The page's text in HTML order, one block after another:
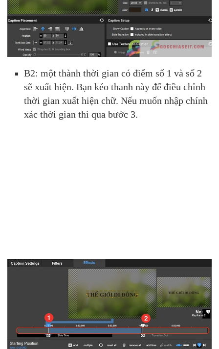
B2: một thành thời gian có điểm số 1 và số 2
sẽ xuất hiện. Bạn kéo thanh này để điều chỉnh
thời gian xuất hiện chữ. Nếu muốn nhập chính
xác thời gian thì qua bước 3.